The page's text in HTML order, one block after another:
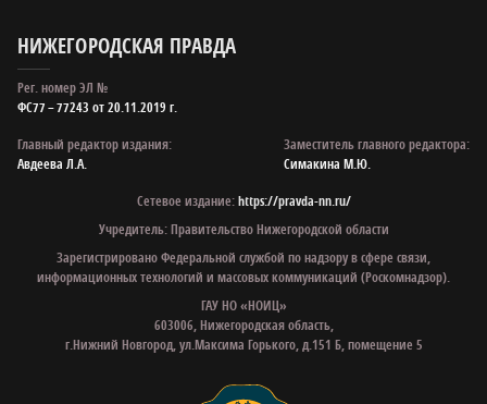
НИЖЕГОРОДСКАЯ ПРАВДА
Рег. номер ЭЛ №
ФС77 – 77243 от 20.11.2019 г.
Главный редактор издания:
Авдеева Л.А.
Заместитель главного редактора:
Симакина М.Ю.
Сетевое издание:https://pravda-nn.ru/
Учредитель: Правительство Нижегородской области
Зарегистрировано Федеральной службой по надзору в сфере связи,
информационных технологий и массовых коммуникаций (Роскомнадзор).
ГАУ НО «НОИЦ»
603006, Нижегородская область,
г.Нижний Новгород, ул.Максима Горького, д.151 Б, помещение 5